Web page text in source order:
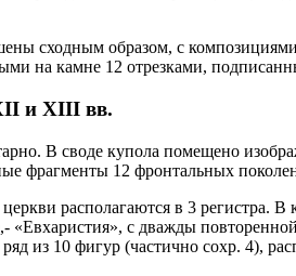
сходным образом, с
на камне 12 отрезками,
и XIII вв.
В своде купола помещено
фрагменты 12 фронтальных
располагаются в 3 регистра.
«Евхаристия», с дважды
ряд из 10 фигур (частично сохр. 4),